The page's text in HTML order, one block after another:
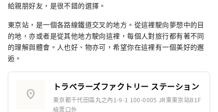
給親朋好友，是很不錯的選擇。
東京站，是一個各路線鐵道交叉的地方。從這裡駛向夢想中的目
的地，亦或者是從其他地方駛向這裡，每個人對旅行都有著不同
的理解與體會。人也好、物亦可，希望你在這裡有一個美好的邂
逅。
location_on
トラベラーズファクトリー ステーション
東京都千代田區丸之內1-9-1 100-0005 JR東東京站B1F
檢票口外